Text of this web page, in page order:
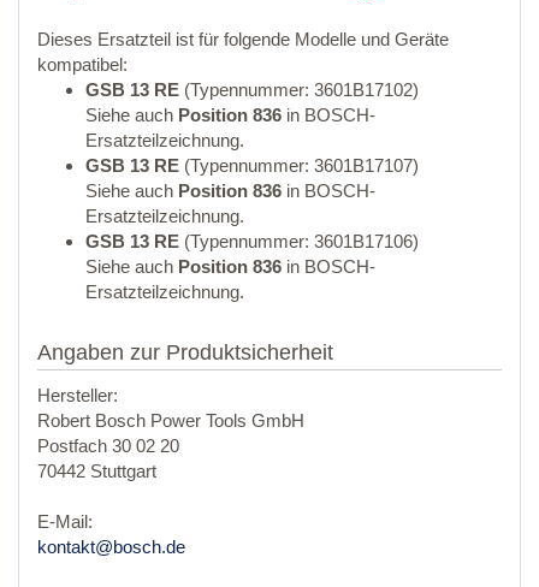
Dieses Ersatzteil ist für folgende Modelle und Geräte
kompatibel:
GSB 13 RE (Typennummer: 3601B17102)
Siehe auch Position 836 in BOSCH-
Ersatzteilzeichnung.
GSB 13 RE (Typennummer: 3601B17107)
Siehe auch Position 836 in BOSCH-
Ersatzteilzeichnung.
GSB 13 RE (Typennummer: 3601B17106)
Siehe auch Position 836 in BOSCH-
Ersatzteilzeichnung.
Angaben zur Produktsicherheit
Hersteller:
Robert Bosch Power Tools GmbH
Postfach 30 02 20
70442 Stuttgart
E-Mail:
kontakt@bosch.de